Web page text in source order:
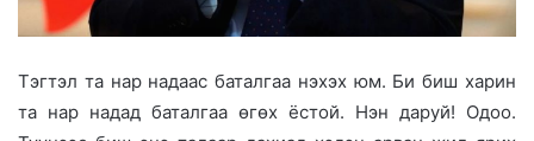
Тэгтэл та нар надаас баталгаа нэхэх юм. Би биш харин
та нар надад баталгаа өгөх ёстой. Нэн даруй! Одоо.